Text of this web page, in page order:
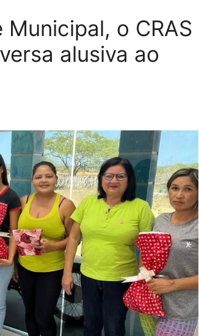
o CRAS
alusiva ao